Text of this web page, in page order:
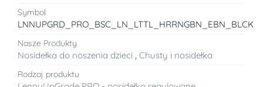
Symbol
LNNUPGRD_PRO_BSC_LN_LTTL_HRRNGBN_EBN_BLCK
Nasze Produkty
Nosidełka do noszenia dzieci Chusty i nosidełka
Rodzaj produktu